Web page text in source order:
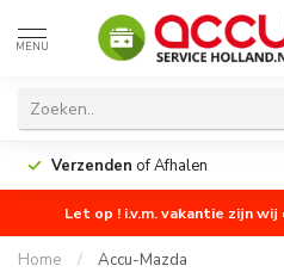
MENU
Verzenden of Afhalen
Let op ! i.v.m. vakantie zijn
Home / Accu-Mazda